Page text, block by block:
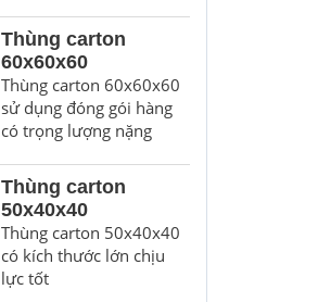
Thùng carton
60x60x60
Thùng carton 60x60x60
sử dụng đóng gói hàng
có trọng lượng nặng
Thùng carton
50x40x40
Thùng carton 50x40x40
có kích thước lớn chịu
lực tốt